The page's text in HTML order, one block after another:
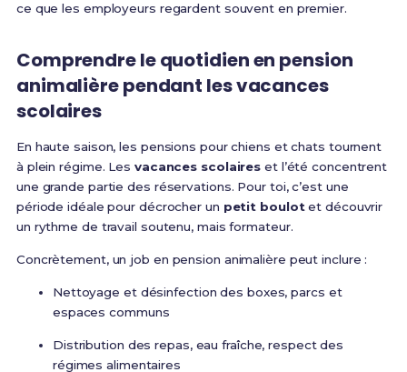
ce que les employeurs regardent souvent en premier.
Comprendre le quotidien en pension
animalière pendant les vacances
scolaires
En haute saison, les pensions pour chiens et chats tournent
à plein régime. Les vacances scolaires et l’été concentrent
une grande partie des réservations. Pour toi, c’est une
période idéale pour décrocher un petit boulotet découvrir
un rythme de travail soutenu, mais formateur.
Concrètement, un job en pension animalière peut inclure :
Nettoyage et désinfection des boxes, parcs et
espaces communs
Distribution des repas, eau fraîche, respect des
régimes alimentaires